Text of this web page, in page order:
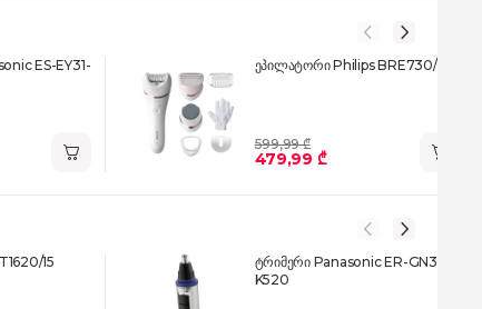
ES-EY31-
ეპილატორი Philips BRE730/10
599,99 ₾
479,99 ₾
15
ტრიმერი Panasonic ER-GN30-
K520